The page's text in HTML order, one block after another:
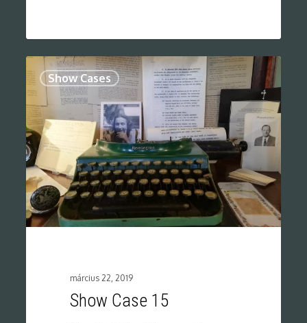
Show Cases
március 22, 2019
Show Case 15
0